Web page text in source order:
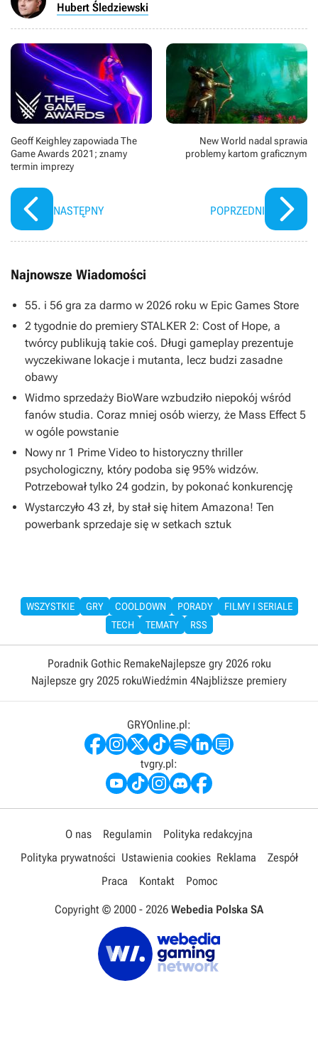
Hubert Śledziewski
Geoff Keighley zapowiada The
Game Awards 2021; znamy
termin imprezy
NASTĘPNY
New World nadal sprawia
problemy kartom graficznym
POPRZEDNI
Najnowsze Wiadomości
55. i 56 gra za darmo w 2026 roku w Epic Games Store
2 tygodnie do premiery STALKER 2: Cost of Hope, a
twórcy publikują takie coś. Długi gameplay prezentuje
wyczekiwane lokacje i mutanta, lecz budzi zasadne
obawy
Widmo sprzedaży BioWare wzbudziło niepokój wśród
fanów studia. Coraz mniej osób wierzy, że Mass Effect 5
w ogóle powstanie
Nowy nr 1 Prime Video to historyczny thriller
psychologiczny, który podoba się 95% widzów.
Potrzebował tylko 24 godzin, by pokonać konkurencję
Wystarczyło 43 zł, by stał się hitem Amazona! Ten
powerbank sprzedaje się w setkach sztuk
WSZYSTKIE GRY COOLDOWN PORADY
FILMY I SERIALE
TECH
TEMATY RSS
Poradnik Gothic RemakeNajlepsze gry 2026 roku
Najlepsze gry 2025 rokuWiedźmin 4Najbliższe premiery
GRYOnline.pl:
tvgry.pl:
O nas Regulamin
Polityka redakcyjna
Polityka prywatności Ustawienia cookies Reklama
Zespół
Praca
Kontakt Pomoc
Copyright © 2000 - 2026 Webedia Polska SA